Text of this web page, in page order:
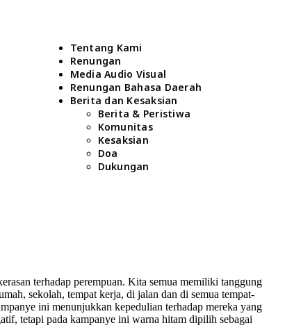
Tentang Kami
Renungan
Media Audio Visual
Renungan Bahasa Daerah
Berita dan Kesaksian
Berita & Peristiwa
Komunitas
Kesaksian
Doa
Dukungan
terhadap perempuan. Kita semua memiliki tanggung
sekolah, tempat kerja, di jalan dan di semua tempat-
ini menunjukkan kepedulian terhadap mereka yang
tetapi pada kampanye ini warna hitam dipilih sebagai